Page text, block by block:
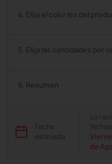
4. Elija el color/es del
5. Elija las cantidades por
6. Resumen
Fecha
estimada
Lo
fechas:
de